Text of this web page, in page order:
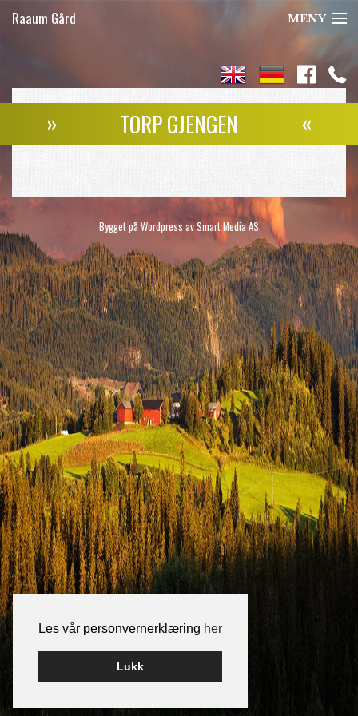
Les vår personvernerklæring her
Lukk
Raaum Gård MENY
Laksefiske
Seterferie
Kontakt
» TORP GJENGEN «
Bygget på Wordpress avSmart Media AS